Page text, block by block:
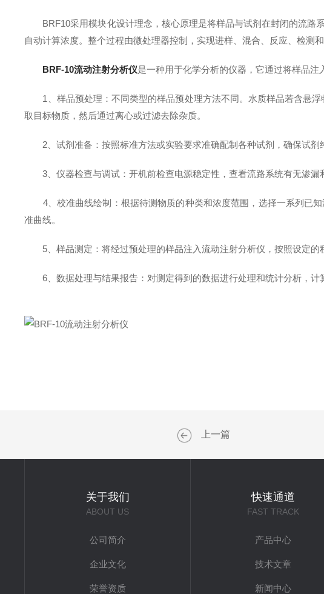
BRF10采用模块化设计理念，核心原理是将样品与试剂在封闭的流路
自动计算浓度。整个过程由微处理器控制，实现进样、混合、反应、检测
BRF-10流动注射分析仪是一种用于化学分析的仪器，它通过将样品
1、样品预处理：不同类型的样品预处理方法不同。水质样品若含悬浮
取目标物质，然后通过离心或过滤去除杂质。
2、试剂准备：按照标准方法或实验要求准确配制各种试剂，确保试剂
3、仪器检查与调试：开机前检查电源稳定性，查看流路系统有无渗漏
4、校准曲线绘制：根据待测物质的种类和浓度范围，选择一系列已知
准曲线。
5、样品测定：将经过预处理的样品注入流动注射分析仪，按照设定的
6、数据处理与结果报告：对测定得到的数据进行处理和统计分析，计
上一篇
关于我们
ABOUT US
公司简介
企业文化
荣誉资质
快速通道
FAST TRACK
产品中心
技术文章
新闻中心